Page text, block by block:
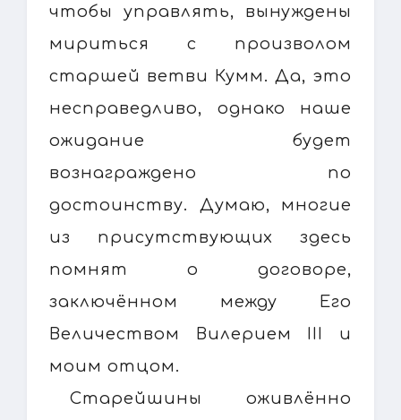
чтобы управлять, вынуждены
мириться с произволом
старшей ветви Кумм. Да, это
несправедливо, однако наше
ожидание будет
вознаграждено по
достоинству. Думаю, многие
из присутствующих здесь
помнят о договоре,
заключённом между Его
Величеством Вилерием III и
моим отцом.
Старейшины оживлённо